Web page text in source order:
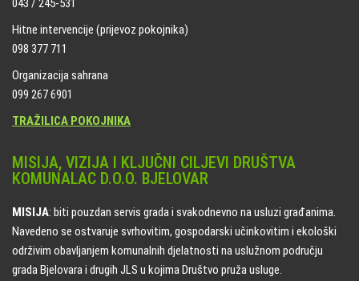
043 / 245-531
Hitne intervencije (prijevoz pokojnika)
098 377 711
Organizacija sahrana
099 267 6901
TRAŽILICA POKOJNIKA
MISIJA, VIZIJA I KLJUČNI CILJEVI DRUŠTVA
KOMUNALAC D.O.O. BJELOVAR
MISIJA: biti pouzdan servis grada i svakodnevno na usluzi građanima.
Navedeno se ostvaruje svrhovitim, gospodarski učinkovitim i ekološki
održivim obavljanjem komunalnih djelatnosti na uslužnom području
grada Bjelovara i drugih JLS u kojima Društvo pruža usluge.